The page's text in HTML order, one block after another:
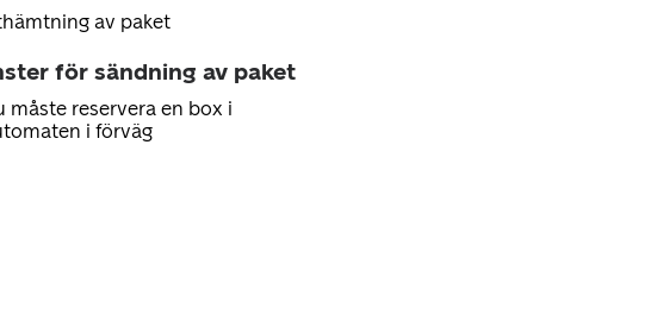
av paket
för sändning av paket
måste reservera en box i
i förväg